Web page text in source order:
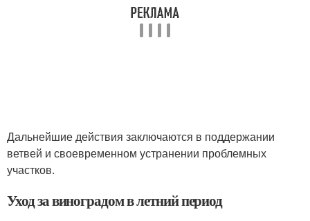
Дальнейшие действия заключаются в поддержании
ветвей и своевременном устранении проблемных
участков.
Уход за виноградом в летний период